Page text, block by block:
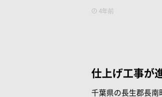
4年前
仕上げ工事が
千葉県の長生郡長南